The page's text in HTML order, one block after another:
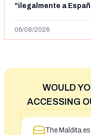
"ilegalmente a
06/08/2026
WOULD
ACCESSING
The